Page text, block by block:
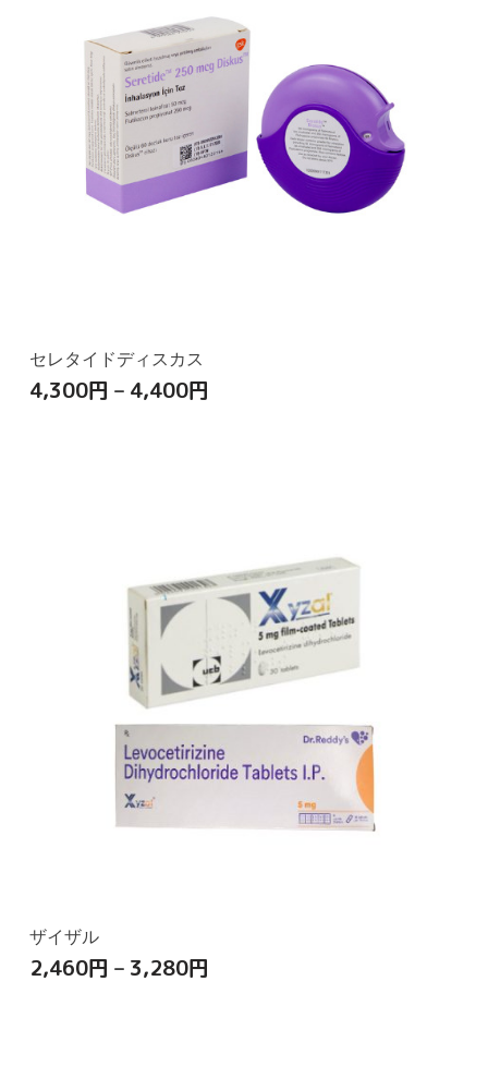
セレタイドディスカス
4,300円 – 4,400円
ザイザル
2,460円 – 3,280円